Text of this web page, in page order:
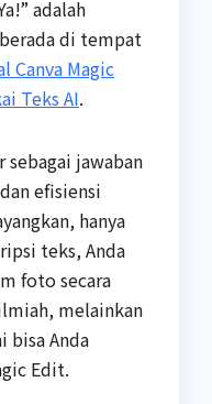
adalah
di tempat
Canva Magic
Teks AI.
jawaban
efisiensi
hanya
teks, Anda
foto secara
melainkan
bisa Anda
Edit.